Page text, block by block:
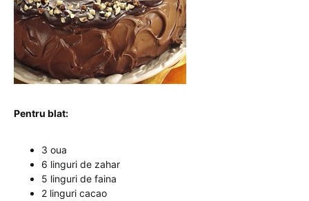
Pentru blat:
3 oua
6 linguri de zahar
5 linguri de faina
2 linguri cacao